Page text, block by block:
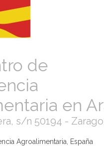
de
en
s/n 50194 -
Agroalimentaria, España